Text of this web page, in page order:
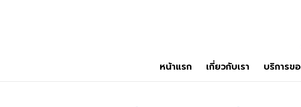
หน้าแรก เกี่ยวกับเรา บริการข